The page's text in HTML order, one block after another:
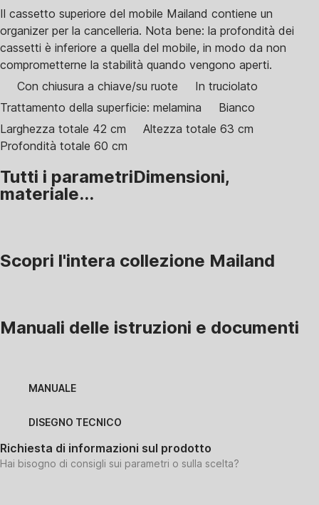
Il cassetto superiore del mobile Mailand contiene un
organizer per la cancelleria. Nota bene: la profondità dei
cassetti è inferiore a quella del mobile, in modo da non
comprometterne la stabilità quando vengono aperti.
Con chiusura a chiave/su ruote
In truciolato
Trattamento della superficie: melamina
Bianco
Larghezza totale 42 cm
Altezza totale 63 cm
Profondità totale 60 cm
Tutti i parametriDimensioni,
materiale...
Scopri l'intera collezione Mailand
Manuali delle istruzioni e documenti
MANUALE
DISEGNO TECNICO
Richiesta di informazioni sul prodotto
Hai bisogno di consigli sui parametri o sulla scelta?